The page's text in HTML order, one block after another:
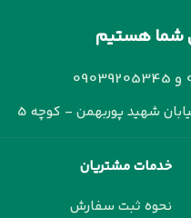
شما هستیم
09039205345
شهید پوربهمن - کوچه 5
خدمات مشتریان
نحوه ثبت سفارش